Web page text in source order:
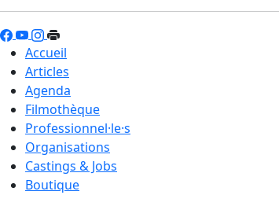
Accueil
Articles
Agenda
Filmothèque
Professionnel·le·s
Organisations
Castings & Jobs
Boutique